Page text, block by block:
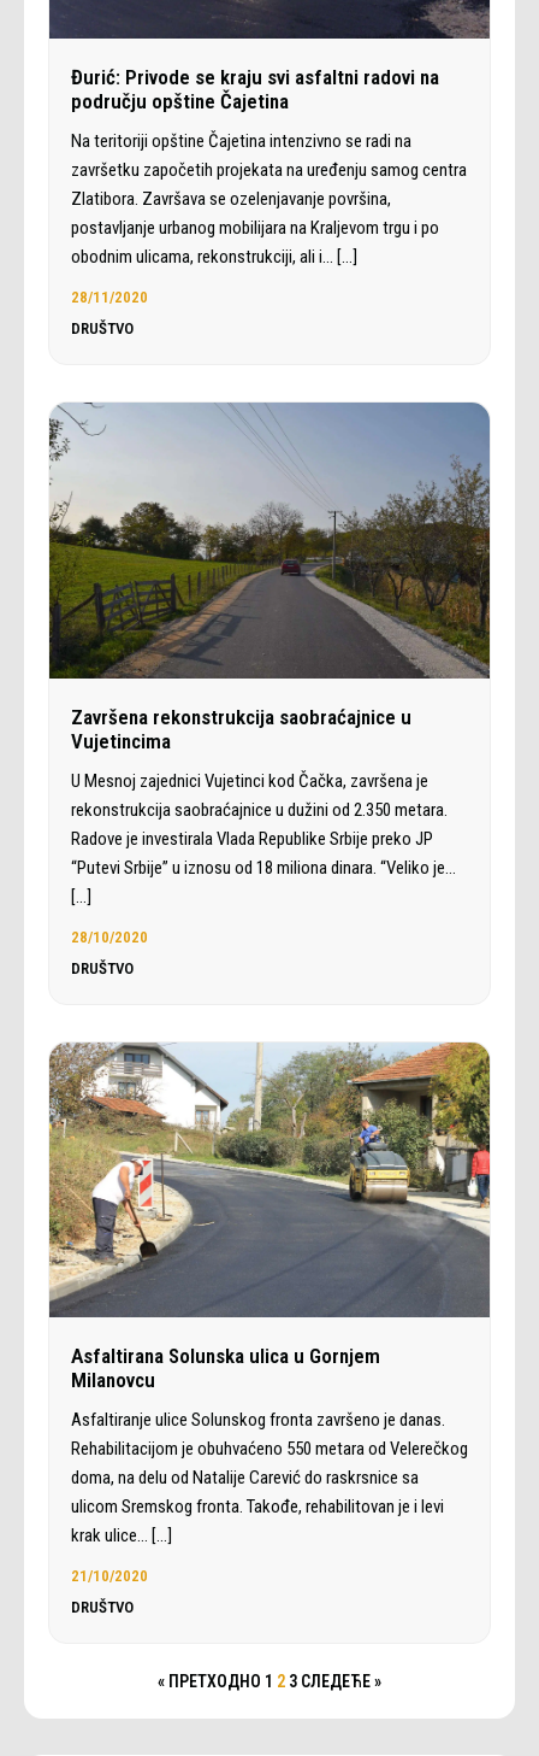
Đurić: Privode se kraju svi asfaltni radovi na
području opštine Čajetina
Na teritoriji opštine Čajetina intenzivno se radi na
završetku započetih projekata na uređenju samog centra
Zlatibora. Završava se ozelenjavanje površina,
postavljanje urbanog mobilijara na Kraljevom trgu i po
obodnim ulicama, rekonstrukciji, ali i… […]
28/11/2020
DRUŠTVO
Završena rekonstrukcija saobraćajnice u
Vujetincima
U Mesnoj zajednici Vujetinci kod Čačka, završena je
rekonstrukcija saobraćajnice u dužini od 2.350 metara.
Radove je investirala Vlada Republike Srbije preko JP
“Putevi Srbije” u iznosu od 18 miliona dinara. “Veliko je…
[…]
28/10/2020
DRUŠTVO
Asfaltirana Solunska ulica u Gornjem
Milanovcu
Asfaltiranje ulice Solunskog fronta završeno je danas.
Rehabilitacijom je obuhvaćeno 550 metara od Velerečkog
doma, na delu od Natalije Carević do raskrsnice sa
ulicom Sremskog fronta. Takođe, rehabilitovan je i levi
krak ulice… […]
21/10/2020
DRUŠTVO
« ПРЕТХОДНО 1 2 3 СЛЕДЕЋЕ »